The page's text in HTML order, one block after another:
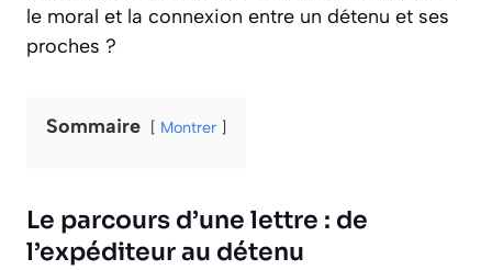
le moral et la connexion entre un détenu et ses
proches ?
Sommaire Montrer
Le parcours d’une lettre : de
l’expéditeur au détenu